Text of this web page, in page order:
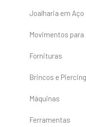
Joalharia em Aço
Movimentos para
Fornituras
Brincos e
Máquinas
Ferramentas